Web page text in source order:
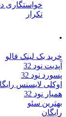
تکرار
.
خرید بک لینک فالو
آپدیت نود 32
پسورد نود 32
اوکلی لایسنس رایگان
همیار نود 32
بهترین سئو
رایگان